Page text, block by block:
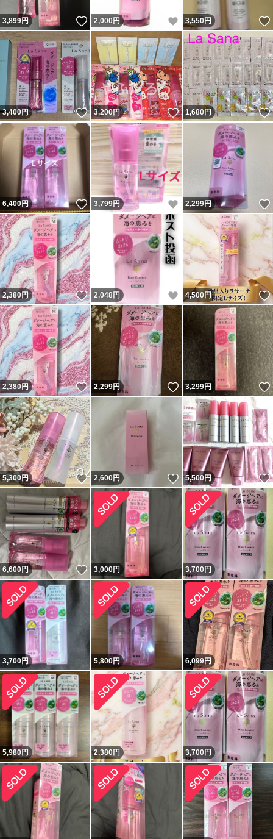
3,899円 いいね！
2,000 円 いいね！
3,550円
3,400円 いいね！
3,200円 いいね！
1,680円
6,400円 いいね！
3,799円 いいね！
2,299円
2,380円 いいね！
2,048円 いいね！
4,500円
2,380円 いいね！
2,299円 いいね！
3,299円
5,300円 いいね！
2,600円 いいね！
5,500円
6,600円 いいね！
3,000円 3,700円
3,700円 5,800円 6,099円
5,980円 2,380円 3,700円